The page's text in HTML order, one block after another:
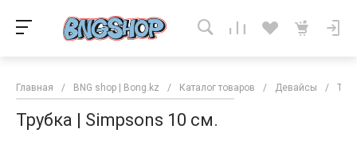
Главная / BNG shop | Bong.kz / Каталог товаров / Девайсы /
Трубка | Simpsons 10 см.